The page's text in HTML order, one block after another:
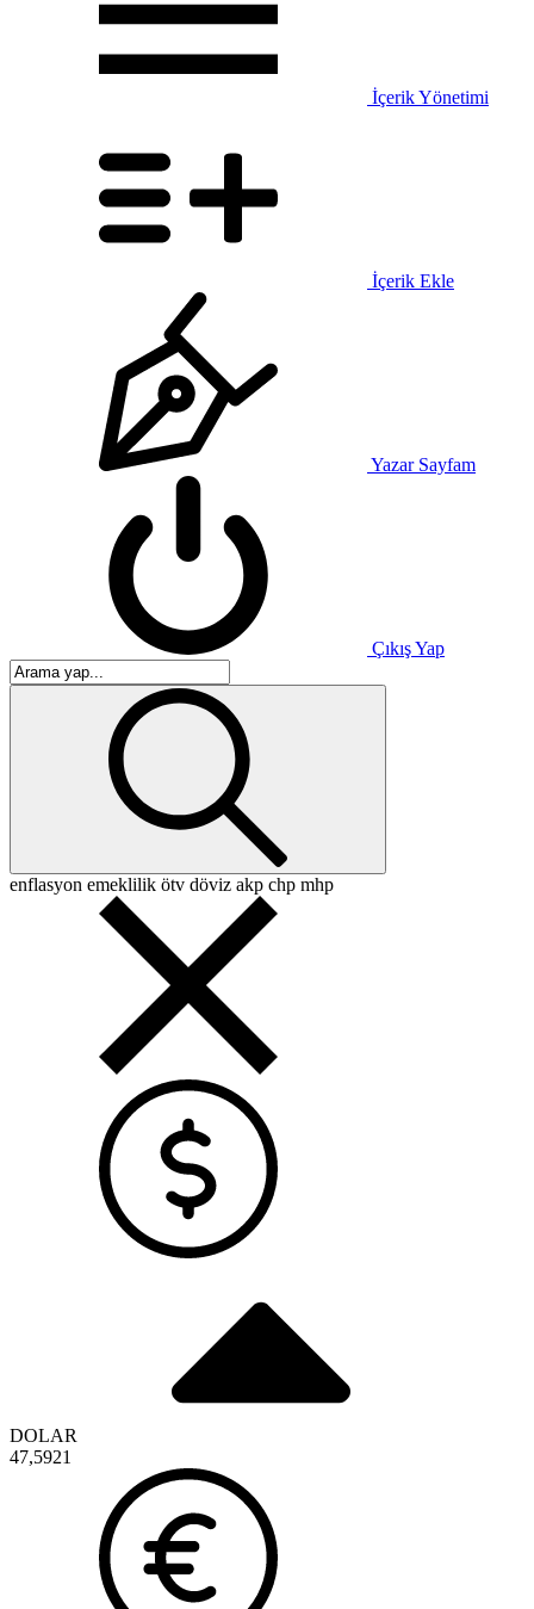
İçerik Yönetimi
İçerik Ekle
Yazar Sayfam
Çıkış Yap
enflasyon emeklilik ötv döviz akp chp mhp
DOLAR
47,5921